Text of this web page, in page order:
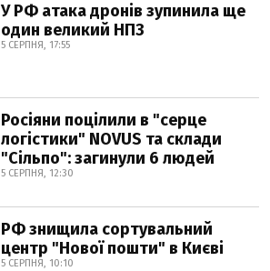
У РФ атака дронів зупинила ще
один великий НПЗ
5 СЕРПНЯ, 17:55
Росіяни поцілили в "серце
логістики" NOVUS та склади
"Сільпо": загинули 6 людей
5 СЕРПНЯ, 12:30
РФ знищила сортувальний
центр "Нової пошти" в Києві
5 СЕРПНЯ, 10:10